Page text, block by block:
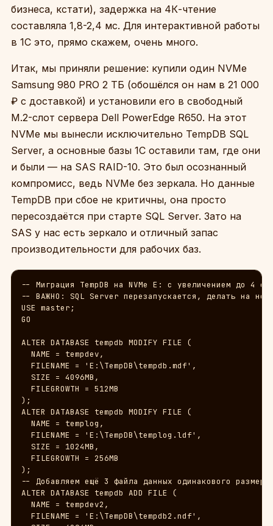
бизнеса, кстати), задержка на 4К-чтение
составляла 1,8-2,4 мс. Для интерактивной работы
в 1С это, прямо скажем, очень много.
Итак, мы приняли решение: купили один NVMe
Samsung 980 PRO 2 ТБ (обошёлся он нам в 21 000
₽ с доставкой) и установили его в свободный
M.2-слот сервера Dell PowerEdge R650. На этот
NVMe мы вынесли исключительно TempDB SQL
Server, а основные базы 1С оставили там, где они
и были — на SAS RAID-10. Это был осознанный
компромисс, ведь NVMe без зеркала. Но данные
TempDB при сбое не критичны, она просто
пересоздаётся при старте SQL Server. Зато на
SAS у нас есть зеркало и отличный запас
производительности для рабочих баз.
-- Миграция TempDB на NVMe E: с увеличением до 4
-- ВАЖНО: SQL Server перезапускается, делать на
USE master;
GO
ALTER DATABASE tempdb MODIFY FILE (
  NAME = tempdev,
  FILENAME = 'E:\TempDB\tempdb.mdf',
  SIZE = 4096MB,
  FILEGROWTH = 512MB
);
ALTER DATABASE tempdb MODIFY FILE (
  NAME = templog,
  FILENAME = 'E:\TempDB\templog.ldf',
  SIZE = 1024MB,
  FILEGROWTH = 256MB
);
-- Добавляем ещё 3 файла данных одинакового размера
ALTER DATABASE tempdb ADD FILE (
  NAME = tempdev2,
  FILENAME = 'E:\TempDB\tempdb2.ndf',